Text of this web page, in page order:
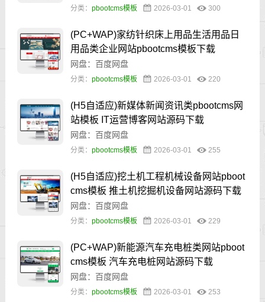
分类： pbootcms模板 2026-03-01 300
(PC+WAP)家纺针织床上用品生活用品日
用品类企业网站pbootcms模板下载
网盘：百度网盘
分类： pbootcms模板 2026-03-01 220
(H5自适应)新媒体新闻资讯类pbootcms网
站模板 IT运营博客网站源码下载
网盘：百度网盘
分类： pbootcms模板 2026-03-01 255
(H5自适应)挖土机工程机械设备网站pboot
cms模板 推土机挖掘机设备网站源码下载
网盘：百度网盘
分类： pbootcms模板 2026-03-01 229
(PC+WAP)新能源汽车充电桩类网站pboot
cms模板 汽车充电桩网站源码下载
网盘：百度网盘
分类： pbootcms模板 2026-03-01 253